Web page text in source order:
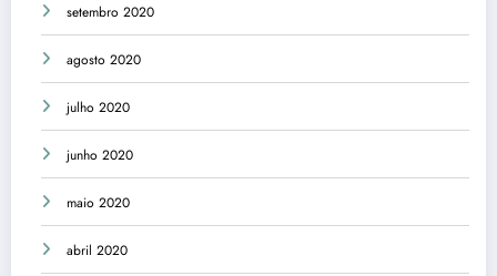
setembro 2020
agosto 2020
julho 2020
junho 2020
maio 2020
abril 2020